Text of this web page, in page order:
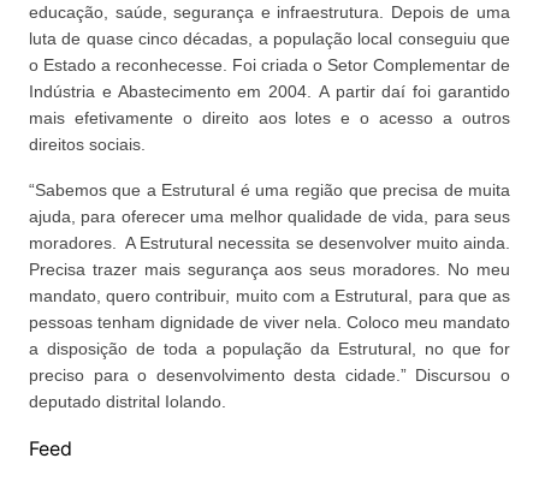
educação, saúde, segurança e infraestrutura. Depois de uma
luta de quase cinco décadas, a população local conseguiu que
o Estado a reconhecesse. Foi criada o Setor Complementar de
Indústria e Abastecimento em 2004. A partir daí foi garantido
mais efetivamente o direito aos lotes e o acesso a outros
direitos sociais.
“Sabemos que a Estrutural é uma região que precisa de muita
ajuda, para oferecer uma melhor qualidade de vida, para seus
moradores. A Estrutural necessita se desenvolver muito ainda.
Precisa trazer mais segurança aos seus moradores. No meu
mandato, quero contribuir, muito com a Estrutural, para que as
pessoas tenham dignidade de viver nela. Coloco meu mandato
a disposição de toda a população da Estrutural, no que for
preciso para o desenvolvimento desta cidade.” Discursou o
deputado distrital Iolando.
Feed